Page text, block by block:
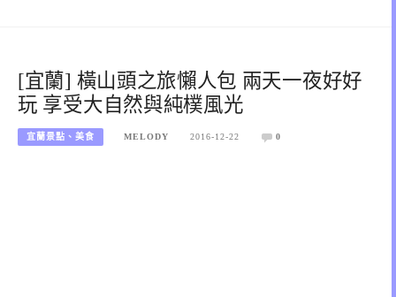
[宜蘭] 橫山頭之旅懶人包 兩天一夜好好
玩 享受大自然與純樸風光
宜蘭景點、美食 MELODY 2016-12-22 0